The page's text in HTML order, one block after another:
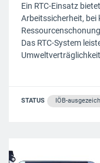
Ein RTC-Einsatz
Arbeitssicherheit, bei
Das RTC-System
STATUS IÖB-